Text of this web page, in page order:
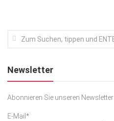
Podcast
SACHSEN IN PARIS
Newsletter
Abonnieren Sie unseren Newsletter
E-Mail*